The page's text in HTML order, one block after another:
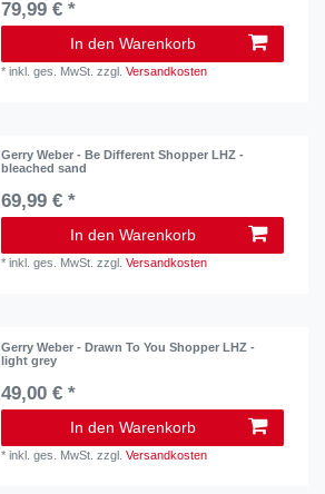
79,99 € *
In den Warenkorb
*inkl. ges. MwSt. zzgl.Versandkosten
Gerry Weber - Be Different Shopper LHZ -
bleached sand
69,99 € *
In den Warenkorb
*inkl. ges. MwSt. zzgl.Versandkosten
Gerry Weber - Drawn To You Shopper LHZ -
light grey
49,00 € *
In den Warenkorb
*inkl. ges. MwSt. zzgl.Versandkosten